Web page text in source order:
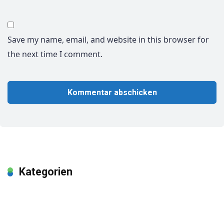
Save my name, email, and website in this browser for
the next time I comment.
Kategorien